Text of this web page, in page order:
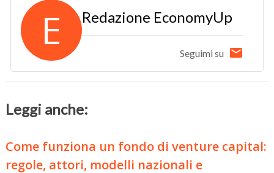
E Redazione EconomyUp
Seguimi su
Leggi anche:
Come funziona un fondo di venture capital:
regole, attori, modelli nazionali e